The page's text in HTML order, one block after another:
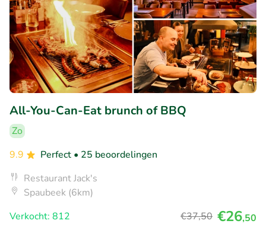
All-You-Can-Eat brunch of BBQ
Zo
9.9
Perfect • 25 beoordelingen
Restaurant Jack's
Spaubeek (6km)
Verkocht: 812
€37,50 €26,50